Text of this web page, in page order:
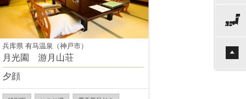
兵库県 有马温泉（神戸市）
月光園 游月山荘
夕顔